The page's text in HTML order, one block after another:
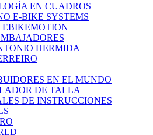
EN CUADROS
E-BIKE SYSTEMS
HERMIDA
EN EL MUNDO
DE TALLA
DE INSTRUCCIONES